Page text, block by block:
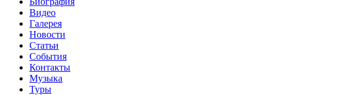
Видео
Галерея
Новости
Статьи
События
Контакты
Музыка
Туры